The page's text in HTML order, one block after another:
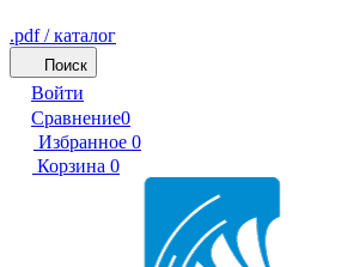
.pdf / каталог
Поиск
Войти
Сравнение0
Избранное 0
Корзина 0